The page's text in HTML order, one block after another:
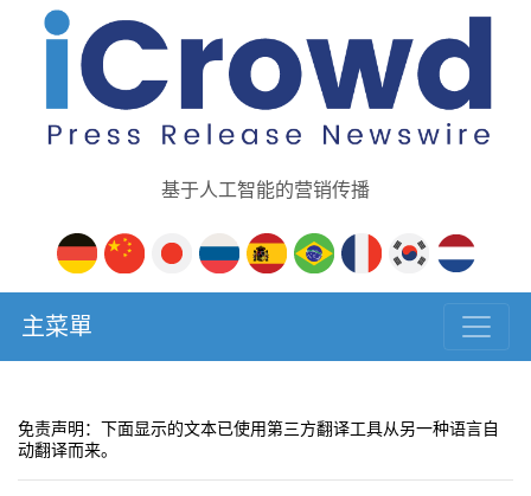
基于人工智能的营销传播
主菜單
免责声明：下面显示的文本已使用第三方翻译工具从另一种语言自
动翻译而来。